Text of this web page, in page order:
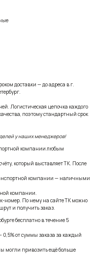
доставки — до адреса в г.
Логистическая цепочка каждого
поэтому стандартный срок
у наших менеджеров!
компании любым
который выставляет ТК. После
компании — наличными
компании.
номер. По нему на сайте ТК можно
и получить заказ.
бесплатно в течение 5
0,5% от суммы заказа за каждый
могли привозить ещё больше